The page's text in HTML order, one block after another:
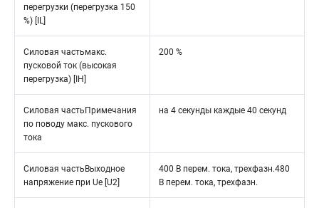
перегрузки (перегрузка 150
%) [IL]
Силовая частьмакс.
пусковой ток (высокая
перегрузка) [IH]
200 %
Силовая частьПримечания
по поводу макс. пускового
тока
на 4 секунды каждые 40 секунд
Силовая частьВыходное
напряжение при Ue [U2]
400 В перем. тока, трехфазн.480
В перем. тока, трехфазн.